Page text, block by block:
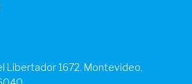
Libertador 1672. Montevideo,